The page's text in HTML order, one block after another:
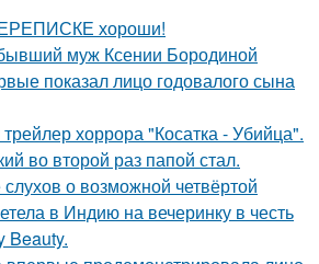
хороши!
муж Ксении Бородиной
показал лицо годовалого сына
хоррора "Косатка - Убийца".
во второй раз папой стал.
о возможной четвёртой
в Индию на вечеринку в честь
Beauty.